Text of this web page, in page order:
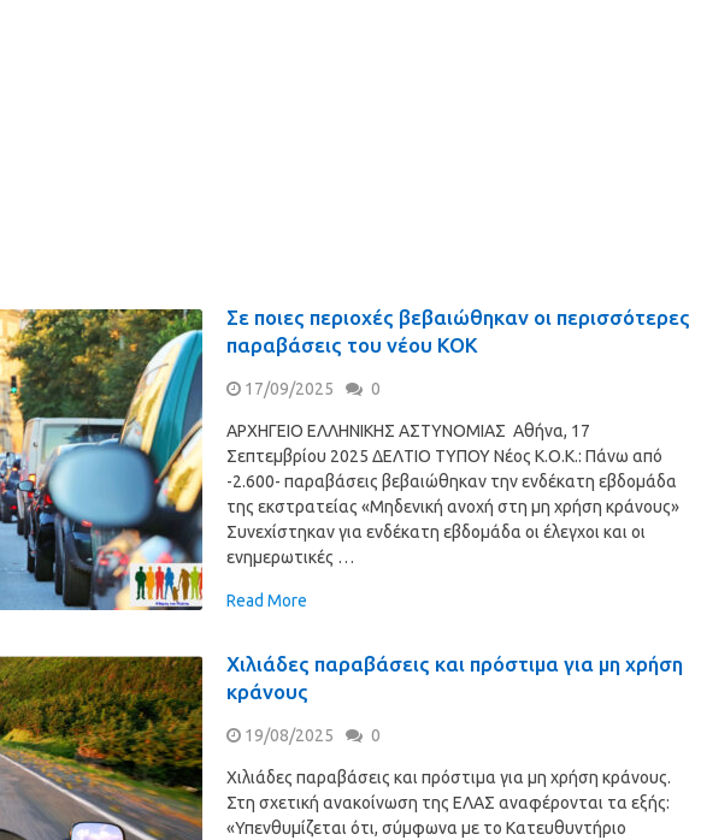
Σε ποιες περιοχές βεβαιώθηκαν οι περισσότερες
παραβάσεις του νέου ΚΟΚ
17/09/2025 0
ΑΡΧΗΓΕΙΟ ΕΛΛΗΝΙΚΗΣ ΑΣΤΥΝΟΜΙΑΣ Αθήνα, 17
Σεπτεμβρίου 2025 ΔΕΛΤΙΟ ΤΥΠΟΥ Νέος Κ.Ο.Κ.: Πάνω από
-2.600- παραβάσεις βεβαιώθηκαν την ενδέκατη εβδομάδα
της εκστρατείας «Μηδενική ανοχή στη μη χρήση κράνους»
Συνεχίστηκαν για ενδέκατη εβδομάδα οι έλεγχοι και οι
ενημερωτικές …
Read More
Χιλιάδες παραβάσεις και πρόστιμα για μη χρήση
κράνους
19/08/2025 0
Χιλιάδες παραβάσεις και πρόστιμα για μη χρήση κράνους.
Στη σχετική ανακοίνωση της ΕΛΑΣ αναφέρονται τα εξής:
«Υπενθυμίζεται ότι, σύμφωνα με το Κατευθυντήριο